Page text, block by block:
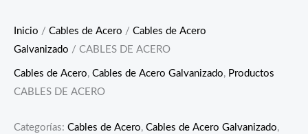
Inicio / Cables de Acero / Cables de Acero
Galvanizado / CABLES DE ACERO
Cables de Acero, Cables de Acero Galvanizado, Productos
CABLES DE ACERO
Categorías: Cables de Acero, Cables de Acero Galvanizado,